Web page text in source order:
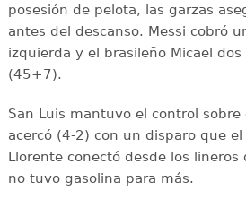
posesión de pelota, las garzas
antes del descanso. Messi cobró
izquierda y el brasileño Micael
(45+7).
San Luis mantuvo el control
acercó (4-2) con un disparo que el
Llorente conectó desde los lineros
no tuvo gasolina para más.